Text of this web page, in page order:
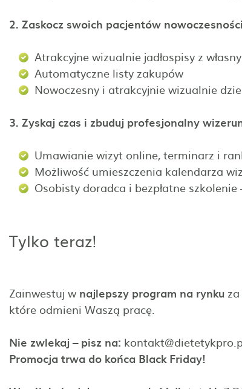
2. Zaskocz swoich pacjentów
Atrakcyjne wizualnie jadłospisy z
Automatyczne listy zakupów
Nowoczesny i atrakcyjnie wizualnie
3. Zyskaj czas i zbuduj profesjonalny
Umawianie wizyt online, terminarz i
Możliwość umieszczenia kalendarza
Osobisty doradca i bezpłatne
Tylko teraz!
Zainwestuj w najlepszy program na rynku
które odmieni Waszą pracę.
Nie zwlekaj – pisz na:
Promocja trwa do końca Black Friday!